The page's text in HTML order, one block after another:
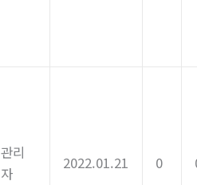
관리
자
2022.01.21 0